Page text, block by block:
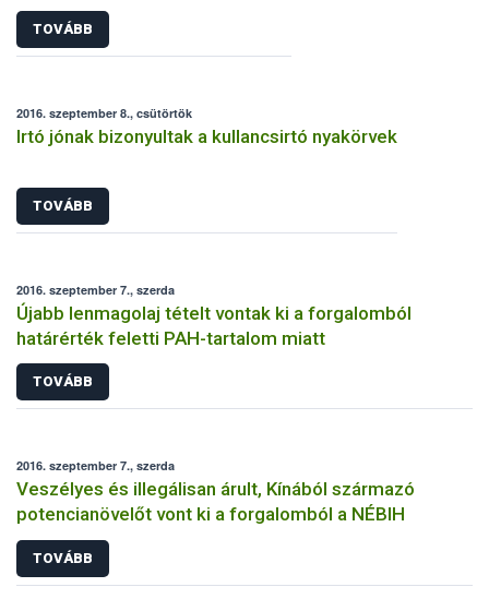
TOVÁBB
2016. szeptember 8., csütörtök
Irtó jónak bizonyultak a kullancsirtó nyakörvek
TOVÁBB
2016. szeptember 7., szerda
Újabb lenmagolaj tételt vontak ki a forgalomból
határérték feletti PAH-tartalom miatt
TOVÁBB
2016. szeptember 7., szerda
Veszélyes és illegálisan árult, Kínából származó
potencianövelőt vont ki a forgalomból a NÉBIH
TOVÁBB